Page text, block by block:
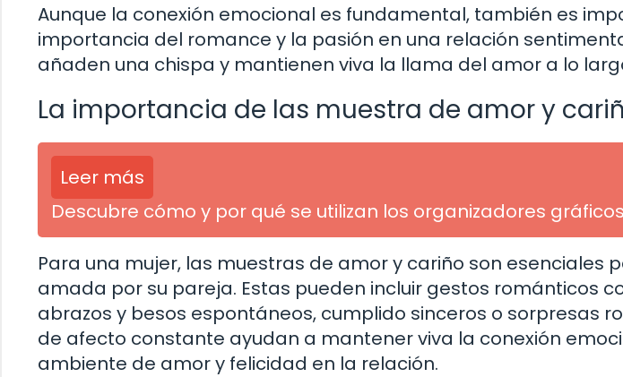
Aunque la conexión emocional es fundamental, también es
importancia del romance y la pasión en una relación
añaden una chispa y mantienen viva la llama del amor a lo
La importancia de las muestra de amor y
Leer más
Descubre cómo y por qué se utilizan los organizadores
Para una mujer, las muestras de amor y cariño son esenciales
amada por su pareja. Estas pueden incluir gestos románticos
abrazos y besos espontáneos, cumplido sinceros o sorpresas
de afecto constante ayudan a mantener viva la conexión
ambiente de amor y felicidad en la relación.